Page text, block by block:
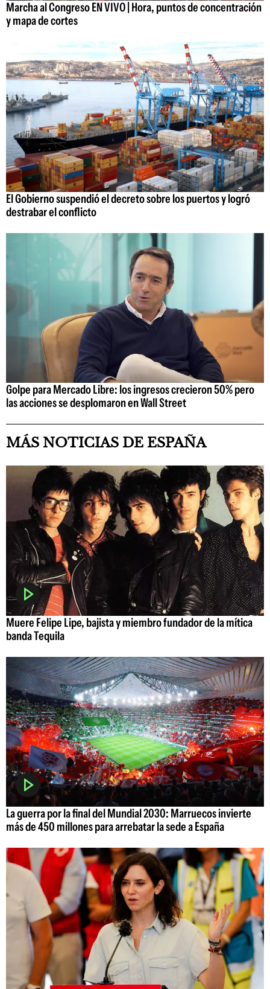
Marcha al Congreso EN VIVO | Hora, puntos de concentración
y mapa de cortes
El Gobierno suspendió el decreto sobre los puertos y logró
destrabar el conflicto
Golpe para Mercado Libre: los ingresos crecieron 50% pero
las acciones se desplomaron en Wall Street
MÁS NOTICIAS DE ESPAÑA
Muere Felipe Lipe, bajista y miembro fundador de la mítica
banda Tequila
La guerra por la final del Mundial 2030: Marruecos invierte
más de 450 millones para arrebatar la sede a España